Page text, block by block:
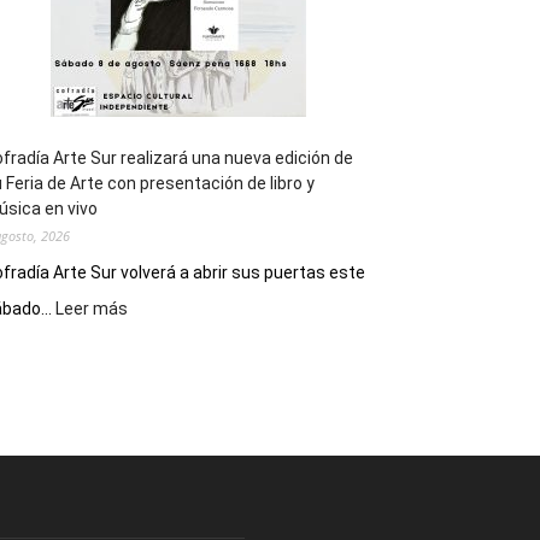
Arte Sur realizará una nueva edición de
Feria de Arte con presentación de libro y
en vivo
2026
Arte Sur volverá a abrir sus puertas este
Leer más
nueva